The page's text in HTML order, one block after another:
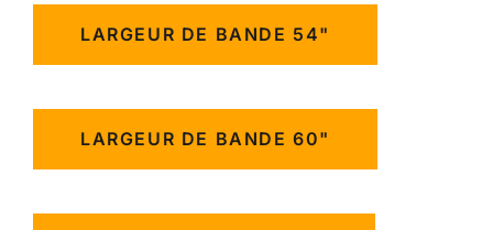
LARGEUR DE BANDE 54"
LARGEUR DE BANDE 60"